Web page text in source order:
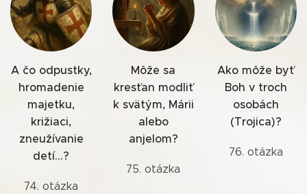
A čo odpustky,
hromadenie
majetku,
križiaci,
zneužívanie
detí...?
74. otázka
Môže sa
kresťan modliť
k svätým, Márii
alebo
anjelom?
75. otázka
Ako môže byť
Boh v troch
osobách
(Trojica)?
76. otázka